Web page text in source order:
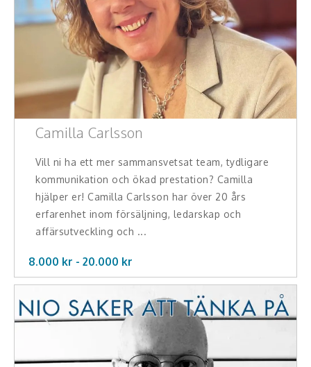
Camilla Carlsson
Vill ni ha ett mer sammansvetsat team, tydligare
kommunikation och ökad prestation? Camilla
hjälper er! Camilla Carlsson har över 20 års
erfarenhet inom försäljning, ledarskap och
affärsutveckling och ...
8.000 kr - 20.000 kr